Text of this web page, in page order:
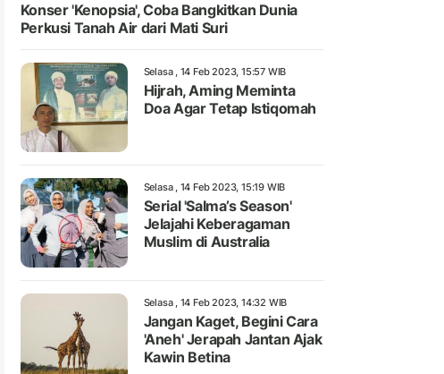
Konser 'Kenopsia', Coba Bangkitkan Dunia
Perkusi Tanah Air dari Mati Suri
Selasa , 14 Feb 2023, 15:57 WIB
Hijrah, Aming Meminta
Doa Agar Tetap Istiqomah
Selasa , 14 Feb 2023, 15:19 WIB
Serial 'Salma’s Season'
Jelajahi Keberagaman
Muslim di Australia
Selasa , 14 Feb 2023, 14:32 WIB
Jangan Kaget, Begini Cara
'Aneh' Jerapah Jantan Ajak
Kawin Betina